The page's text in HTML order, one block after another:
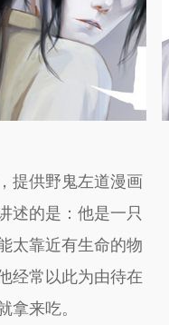
提供野鬼左道漫画
述的是：他是一只
太靠近有生命的物
经常以此为由待在
来吃。